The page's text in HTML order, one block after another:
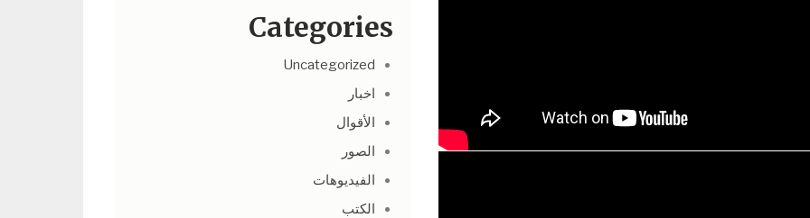
Categories
Uncategorized
اخبار
الأقوال
الصور
الفيديوهات
الكتب